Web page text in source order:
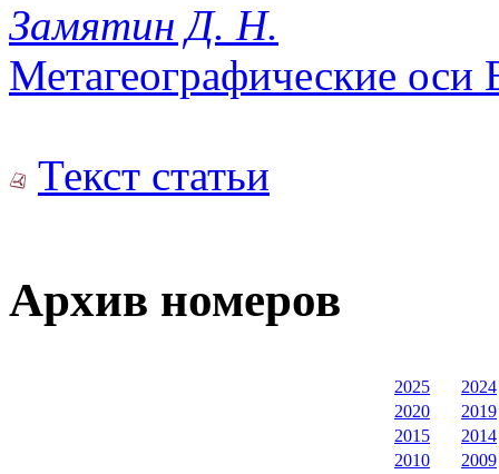
Замятин Д. Н.
Метагеографические оси
Текст статьи
Архив номеров
2025
2024
2020
2019
2015
2014
2010
2009